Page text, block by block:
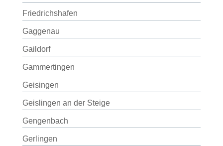
Friedrichshafen
Gaggenau
Gaildorf
Gammertingen
Geisingen
Geislingen an der Steige
Gengenbach
Gerlingen